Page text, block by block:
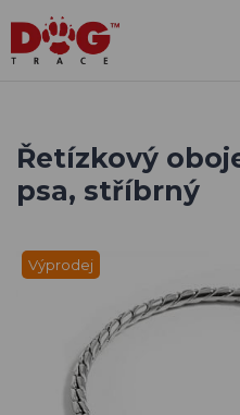
Řetízkový
psa, stříbrný
Výprodej